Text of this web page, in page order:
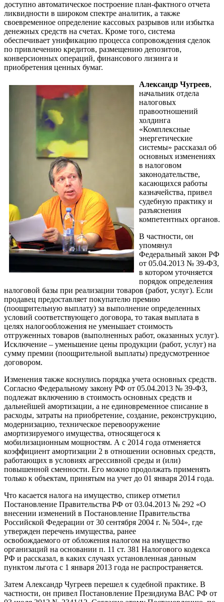
доступно автоматическое построение план-фактного отчета
ликвидности в широком спектре аналитик, а также
своевременное определение кассовых разрывов или избытка
денежных средств на счетах. Кроме того, система
обеспечивает унификацию процесса сопровождения сделок
по привлечению кредитов, размещению депозитов,
конверсионных операций, финансового лизинга и
приобретения ценных бумаг.
Александр Чугреев,
начальник отдела
налоговых
правоотношений
холдинга
«Комплексные
энергетические
системы» рассказал об
основных изменениях
в налоговом
законодательстве,
касающихся работы
казначейства, привел
судебную практику и
разъяснения
компетентных органов.
В частности, он
упомянул
Федеральный закон РФ
от 05.04.2013 № 39-ФЗ,
в котором уточняется
порядок определения
налоговой базы при реализации товаров (работ, услуг). Если
продавец предоставляет покупателю премию
(поощрительную выплату) за выполнение определенных
условий соответствующего договора, то такая выплата в
целях налогообложения не уменьшает стоимость
отгруженных товаров (выполненных работ, оказанных услуг).
Исключение – уменьшение цены продукции (работ, услуг) на
сумму премии (поощрительной выплаты) предусмотренное
договором.
Изменения также коснулись порядка учета основных средств.
Согласно Федеральному закону РФ от 05.04.2013 № 39-ФЗ,
подлежат включению в стоимость основных средств и
дальнейшей амортизации, а не единовременное списание в
расходы, затраты на приобретение, создание, реконструкцию,
модернизацию, техническое перевооружение
амортизируемого имущества, относящегося к
мобилизационным мощностям. А с 2014 года отменяется
коэффициент амортизации 2 в отношении основных средств,
работающих в условиях агрессивной среды и (или)
повышенной сменности. Его можно продолжать применять
только к объектам, принятым на учет до 01 января 2014 года.
Что касается налога на имущество, спикер отметил
Постановление Правительства РФ от 03.04.2013 № 292 «О
внесении изменений в Постановление Правительства
Российской Федерации от 30 сентября 2004 г. № 504», где
утвержден перечень имущества, ранее
освобождаемого от обложения налогом на имущество
организаций на основании п. 11 ст. 381 Налогового кодекса
РФ и рассказал, в каких случаях установленная данным
пунктом льгота с 1 января 2013 года не распространяется.
Затем Александр Чугреев перешел к судебной практике. В
частности, он привел Постановление Президиума ВАС РФ от